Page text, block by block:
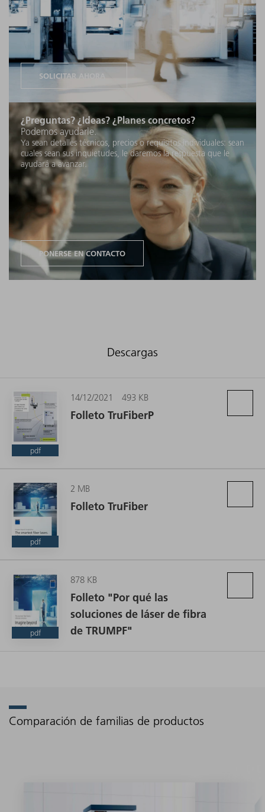
SOLICITAR AHORA
¿Preguntas? ¿Ideas? ¿Planes concretos?
Podemos ayudarle.
Ya sean detalles técnicos, precios o requisitos individuales: sean
cuales sean sus inquietudes, le daremos la respuesta que le
ayudará a avanzar.
PONERSE EN CONTACTO
Descargas
pdf
14/12/2021 493 KB
Folleto TruFiberP
pdf
2 MB
Folleto TruFiber
pdf
878 KB
Folleto "Por qué las
soluciones de láser de fibra
de TRUMPF"
Comparación de familias de productos